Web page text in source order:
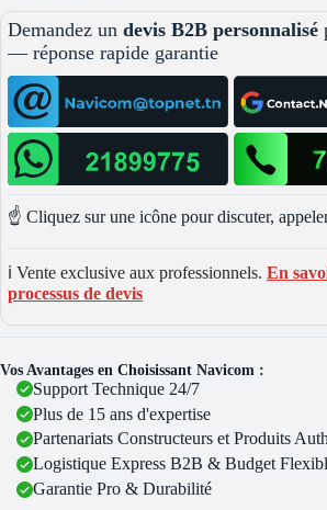
Demandez un devis B2B personnalisé
— réponse rapide garantie
☝️ Cliquez sur une icône pour discuter,
ℹ️ Vente exclusive aux professionnels. En
processus de devis
Vos Avantages en Choisissant Navicom :
Support Technique 24/7
Plus de 15 ans d'expertise
Partenariats Constructeurs et Produits
Logistique Express B2B & Budget
Garantie Pro & Durabilité